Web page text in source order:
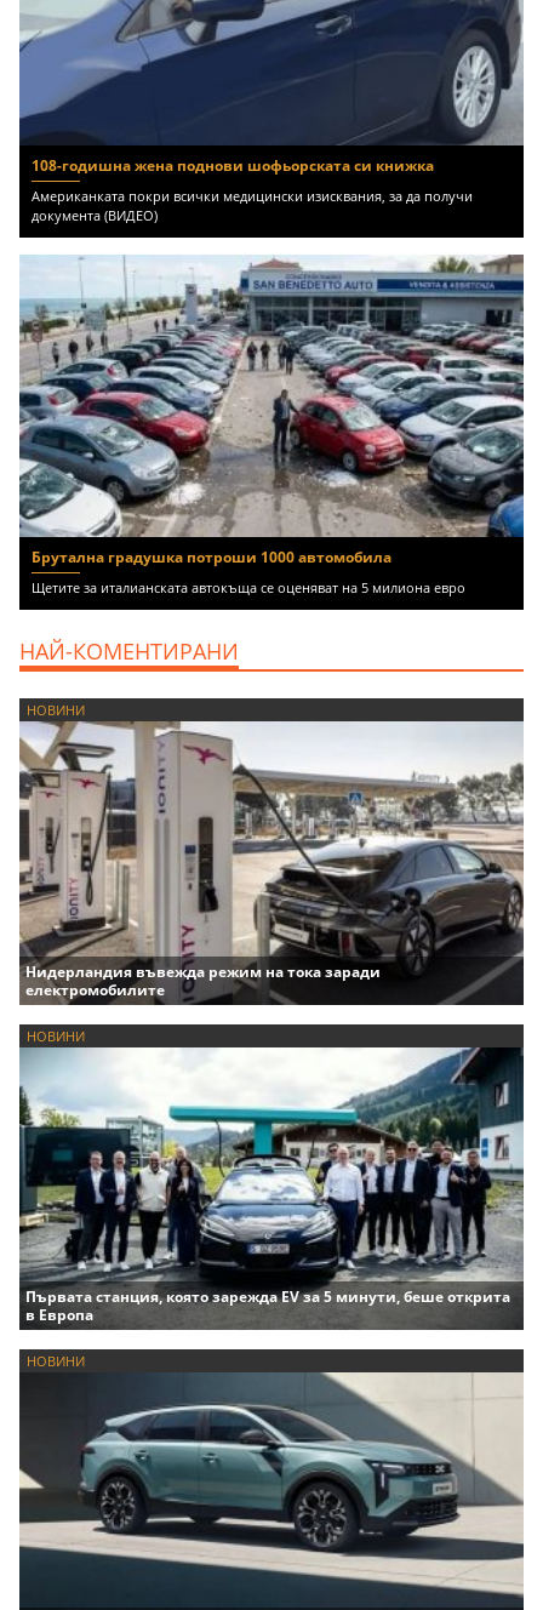
108-годишна жена поднови шофьорската си книжка
Американката покри всички медицински изисквания, за да получи
документа (ВИДЕО)
Брутална градушка потроши 1000 автомобила
Щетите за италианската автокъща се оценяват на 5 милиона евро
НАЙ-КОМЕНТИРАНИ
НОВИНИ
Нидерландия въвежда режим на тока заради
електромобилите
НОВИНИ
Първата станция, която зарежда EV за 5 минути, беше открита
в Европа
НОВИНИ